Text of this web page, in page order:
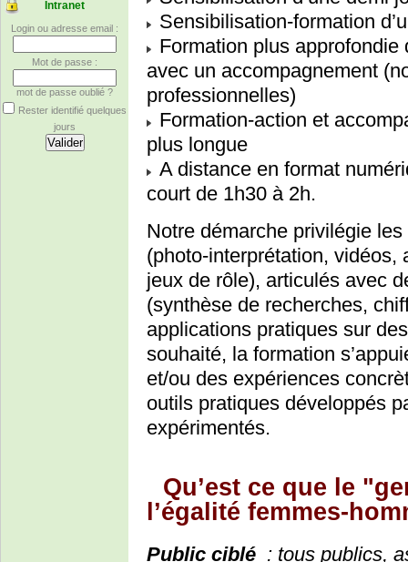
Intranet
Login ou adresse email :
Mot de passe :
mot de passe oublié ?
Rester identifié quelques
jours
Sensibilisation-formation
Formation plus
avec un accompagnement
professionnelles)
Formation-action et
plus longue
A distance en format
court de 1h30 à 2h.
Notre démarche privilégie
(photo-interprétation, vidéos,
jeux de rôle), articulés avec
(synthèse de recherches,
applications pratiques sur
souhaité, la formation
et/ou des expériences
outils pratiques développés
expérimentés.
Qu’est ce que le
l’égalité femmes-
Public ciblé : tous publics,